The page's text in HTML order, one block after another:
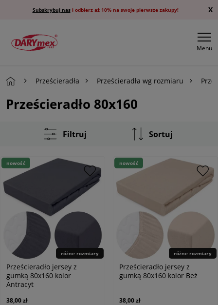
Subskrybuj nasi odbierz aż 10% na swoje pierwsze zakupy! X
Menu
Prześcieradła Prześcieradła wg rozmiaru
Prześcieradło 80x160
Filtruj Sortuj
różne rozmiary
Prześcieradło jersey z
gumką 80x160 kolor
Antracyt
38,00 zł
nowość
różne rozmiary
Prześcieradło jersey z
gumką 80x160 kolor Beż
38,00 zł
nowość